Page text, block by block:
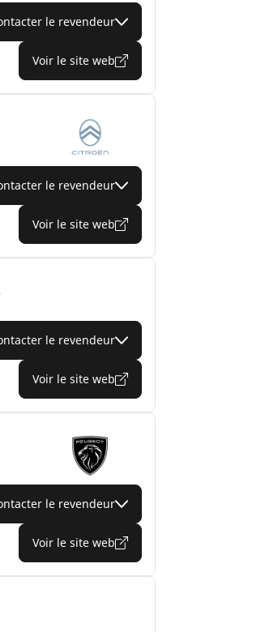
le revendeur
Voir le site web
le revendeur
Voir le site web
le revendeur
Voir le site web
le revendeur
Voir le site web